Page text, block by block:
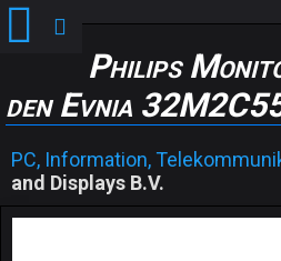
Philips
den Evnia
PC, Information,
and Displays B.V.